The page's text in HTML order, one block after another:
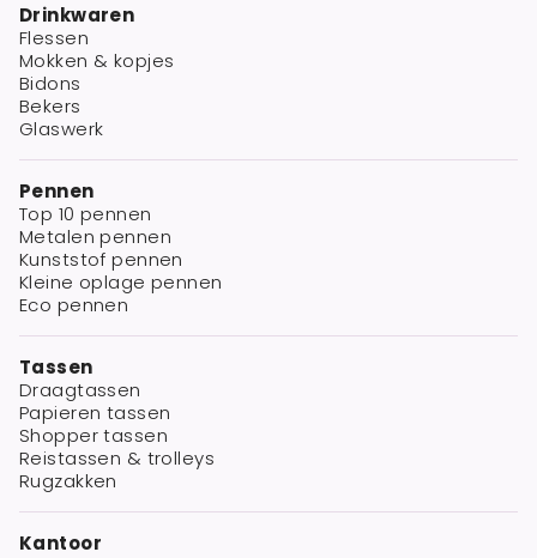
Drinkwaren
Flessen
Mokken & kopjes
Bidons
Bekers
Glaswerk
Pennen
Top 10 pennen
Metalen pennen
Kunststof pennen
Kleine oplage pennen
Eco pennen
Tassen
Draagtassen
Papieren tassen
Shopper tassen
Reistassen & trolleys
Rugzakken
Kantoor